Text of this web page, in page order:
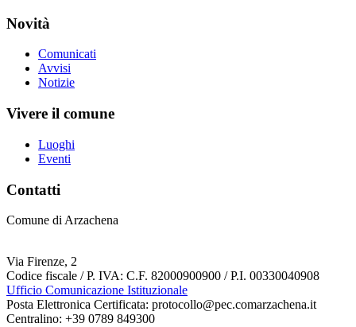
Novità
Comunicati
Avvisi
Notizie
Vivere il comune
Luoghi
Eventi
Contatti
Comune di Arzachena
Via Firenze, 2
Codice fiscale / P. IVA: C.F. 82000900900 / P.I. 00330040908
Ufficio Comunicazione Istituzionale
Posta Elettronica Certificata: protocollo@pec.comarzachena.it
Centralino: +39 0789 849300